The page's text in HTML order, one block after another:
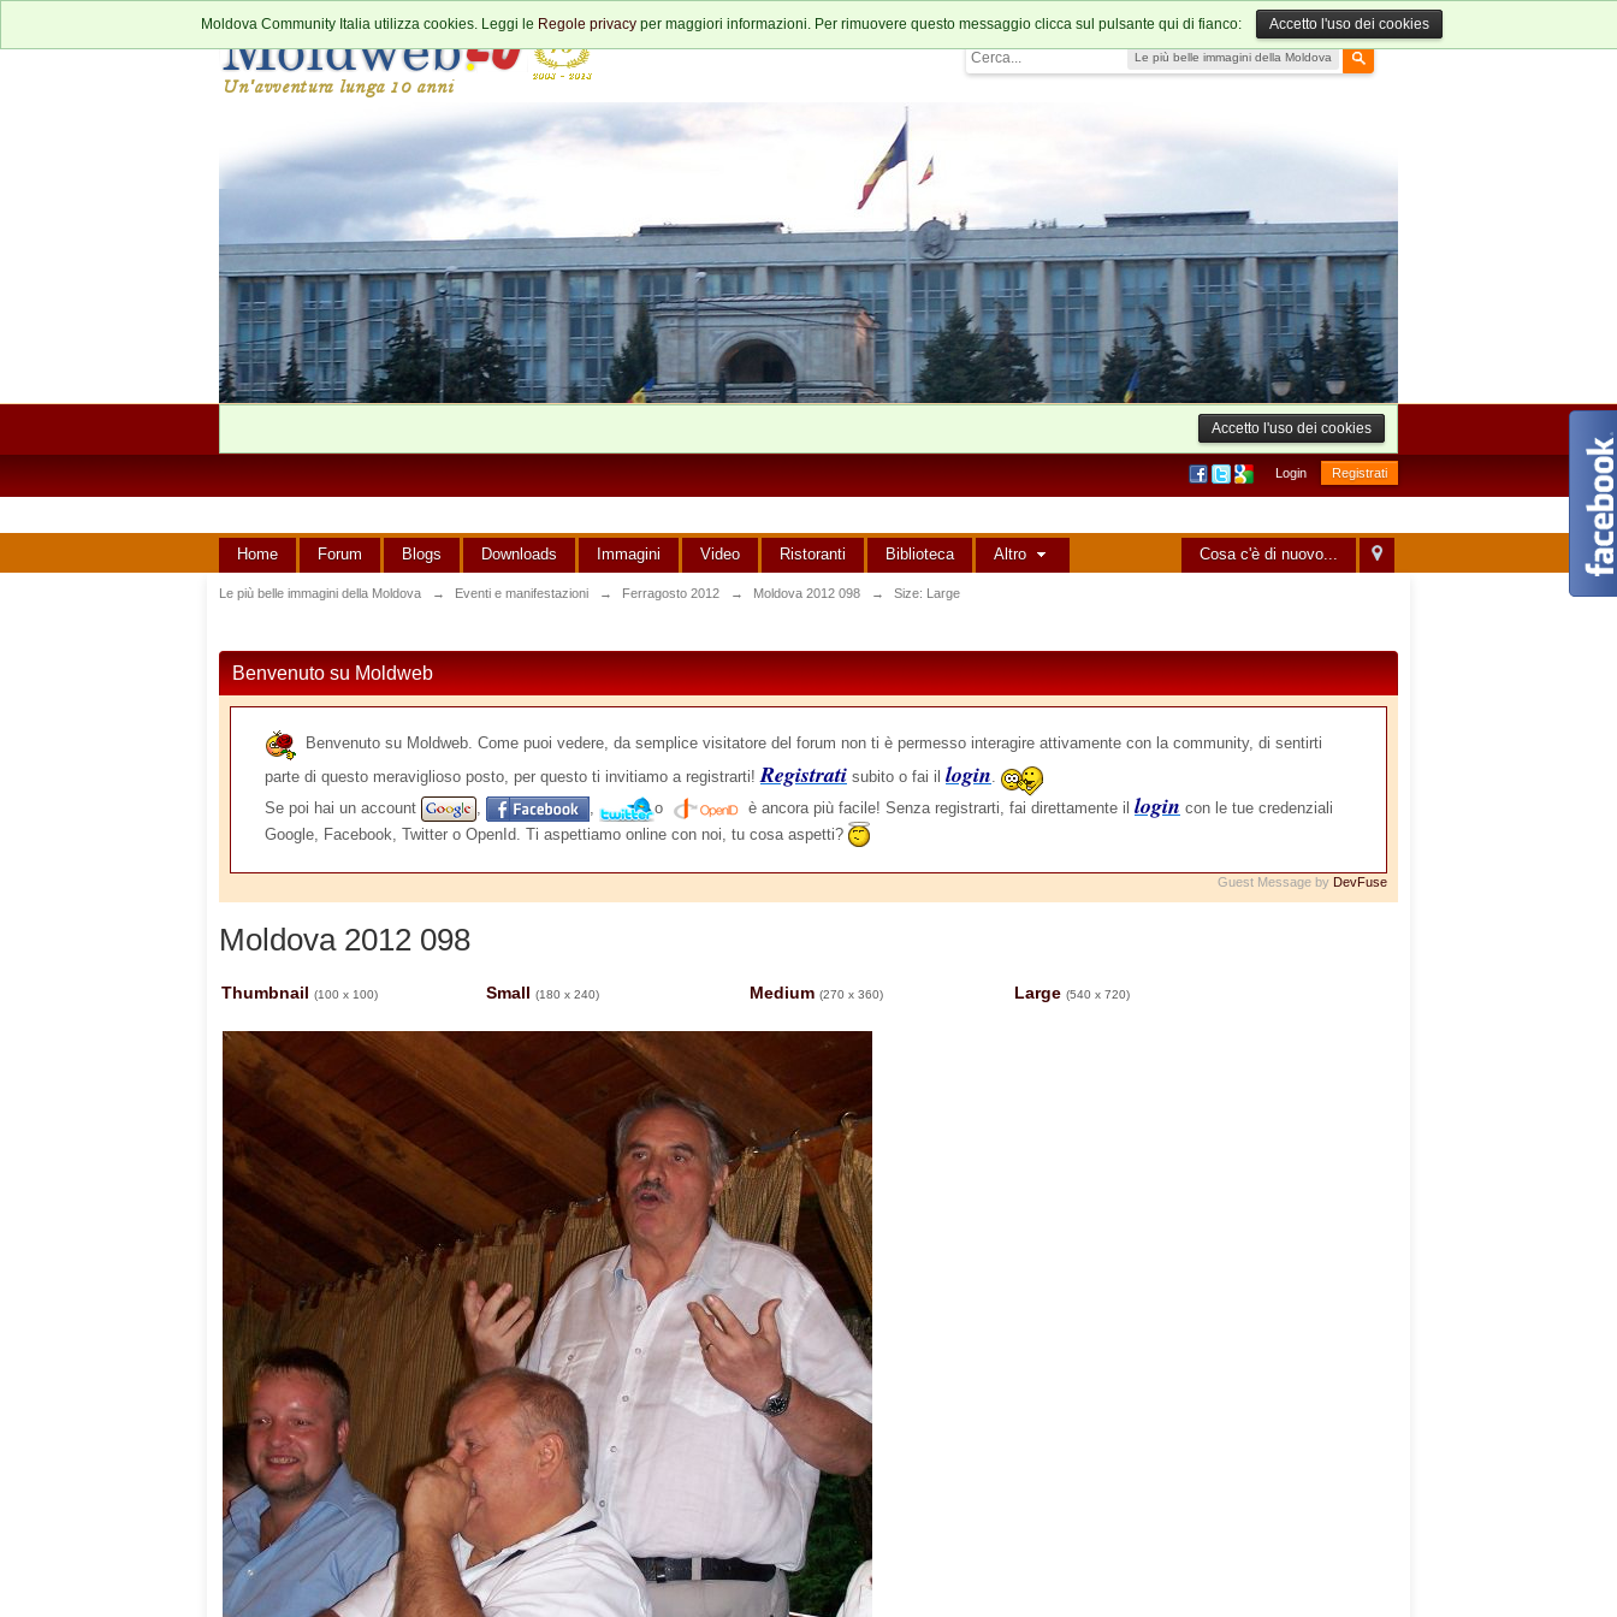
Le più belle immagini della Moldova
Moldova Community Italia utilizza cookies. Leggi le Regole privacy per maggiori informazioni. Per rimuovere questo messaggio clicca sul pulsante qui di fianco: Accetto l'uso dei cookies
Accetto l'uso dei cookies
Login Registrati
Cosa c'è di nuovo...
Home Forum Blogs Downloads Immagini Video Ristoranti Biblioteca Altro
Le più belle immagini della Moldova → Eventi e manifestazioni → Ferragosto 2012 → Moldova 2012 098 → Size: Large
Benvenuto su Moldweb
Benvenuto su Moldweb. Come puoi vedere, da semplice visitatore del forum non ti è permesso interagire attivamente con la community, di sentirti
parte di questo meraviglioso posto, per questo ti invitiamo a registrarti!Registrati subito o fai il login.
Se poi hai un account
, , o è ancora più facile! Senza registrarti, fai direttamente il login con le tue credenziali
Google, Facebook, Twitter o OpenId. Ti aspettiamo online con noi, tu cosa aspetti?
Guest Message by DevFuse
Moldova 2012 098
Thumbnail (100 x 100) Small (180 x 240) Medium (270 x 360) Large (540 x 720)